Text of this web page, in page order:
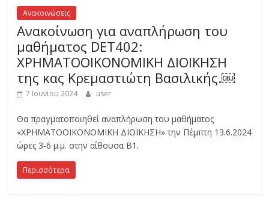
Ανακοινώσεις
Ανακοίνωση για αναπλήρωση του
μαθήματος DET402:
ΧΡΗΜΑΤΟΟΙΚΟΝΟΜΙΚΗ ΔΙΟΙΚΗΣΗ
της κας Κρεμαστιώτη Βασιλικής.￼
7 Ιουνίου 2024 user
Θα πραγματοποιηθεί αναπλήρωση του μαθήματος
«ΧΡΗΜΑΤΟΟΙΚΟΝΟΜΙΚΗ ΔΙΟΙΚΗΣΗ» την Πέμπτη 13.6.2024
ώρες 3-6 μ.μ. στην αίθουσα Β1.
Περισσότερα